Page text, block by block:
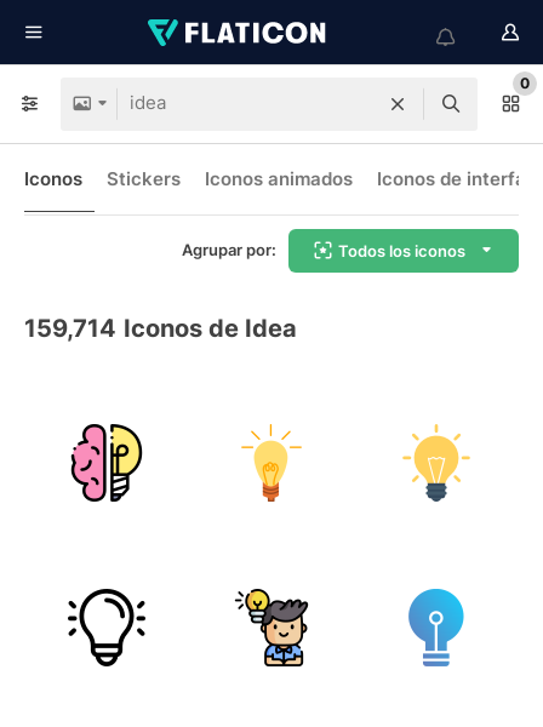
0
Iconos Stickers Iconos animados Iconos de interfaz
Agrupar por: Todos los iconos
159,714 Iconos de Idea